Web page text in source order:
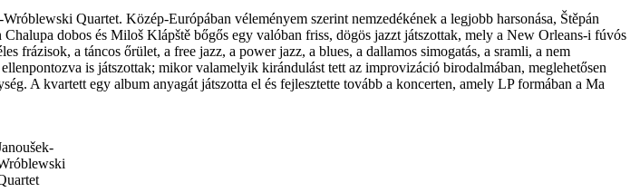
Quartet. Közép-Európában véleményem szerint nemzedékének a legjobb harsonása, Štěpán
dobos és Miloš Klápště bőgős egy valóban friss, dögös jazzt játszottak, mely a New Orleans-i fúvós
a táncos őrület, a free jazz, a power jazz, a blues, a dallamos simogatás, a sramli, a nem
is játszottak; mikor valamelyik kirándulást tett az improvizáció birodalmában, meglehetősen
A kvartett egy album anyagát játszotta el és fejlesztette tovább a koncerten, amely LP formában a Ma